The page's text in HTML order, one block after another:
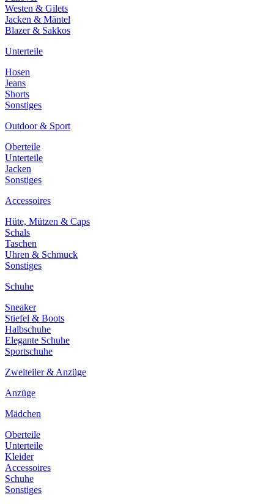
Westen & Gilets
Jacken & Mäntel
Blazer & Sakkos
Unterteile
Hosen
Jeans
Shorts
Sonstiges
Outdoor & Sport
Oberteile
Unterteile
Jacken
Sonstiges
Accessoires
Hüte, Mützen & Caps
Schals
Taschen
Uhren & Schmuck
Sonstiges
Schuhe
Sneaker
Stiefel & Boots
Halbschuhe
Elegante Schuhe
Sportschuhe
Zweiteiler & Anzüge
Anzüge
Mädchen
Oberteile
Unterteile
Kleider
Accessoires
Schuhe
Sonstiges